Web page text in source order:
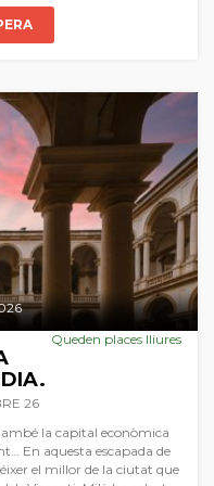
Queden places lliures
26
la capital econòmica
En aquesta escapada de
el millor de la ciutat que